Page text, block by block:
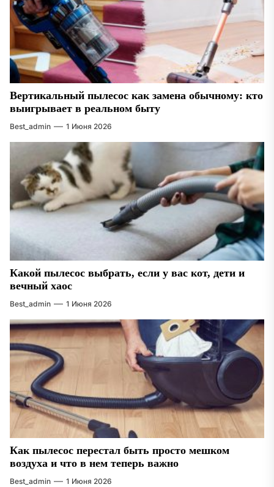
Вертикальный пылесос как замена обычному: кто
выигрывает в реальном быту
Best_admin 1 Июня 2026
Какой пылесос выбрать, если у вас кот, дети и
вечный хаос
Best_admin 1 Июня 2026
Как пылесос перестал быть просто мешком
воздуха и что в нем теперь важно
Best_admin 1 Июня 2026